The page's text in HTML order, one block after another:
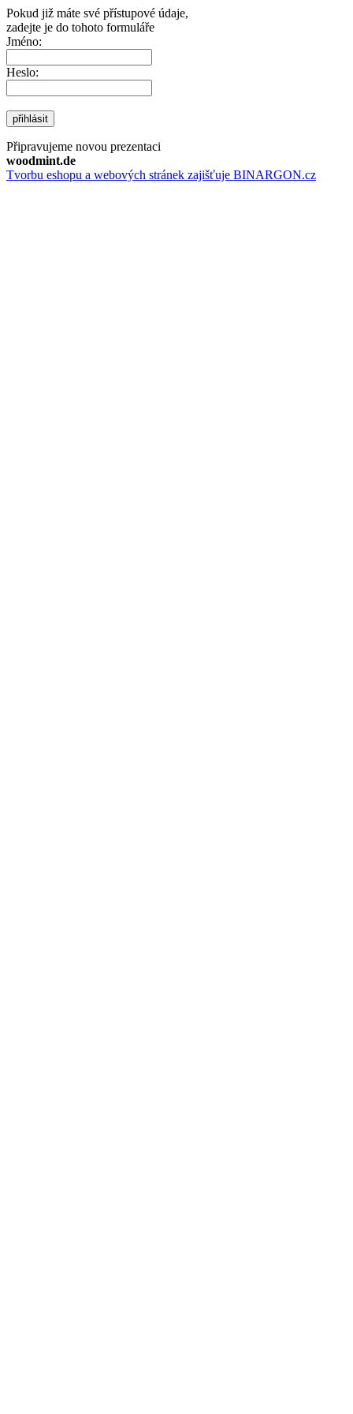
Pokud již máte své přístupové údaje,
zadejte je do tohoto formuláře
Jméno:
Heslo:
přihlásit
Připravujeme novou prezentaci
woodmint.de
Tvorbu eshopu a webových stránek zajišťuje BINARGON.cz